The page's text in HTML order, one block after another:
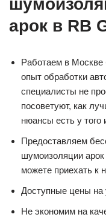
арок в RB
Работаем в Москве
опыт обработки
специалисты не
посоветуют, как
нюансы есть у того
Предоставляем
шумоизоляции
можете приехать к
Доступные цены на
Не экономим на